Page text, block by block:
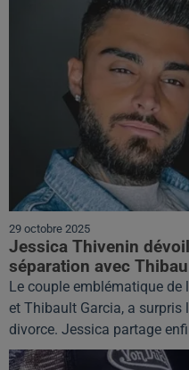
29 octobre 2025
Jessica Thivenin
séparation avec
Le couple emblématique de
et Thibault Garcia, a
divorce. Jessica partage